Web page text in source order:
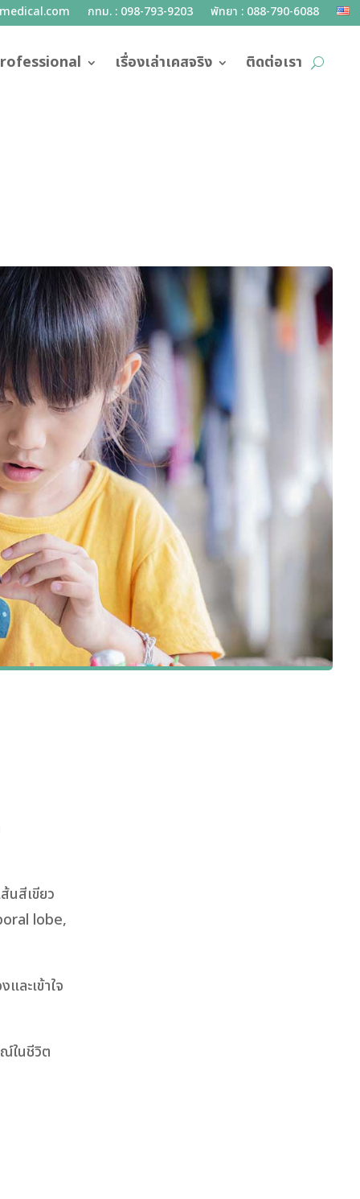
กทม. : 098-793-9203 พัทยา : 088-790-6088
เรื่องเล่าเคสจริง ติดต่อเรา
นสีเขียว
lobe,
ละเข้าใจ
ในชีวิต